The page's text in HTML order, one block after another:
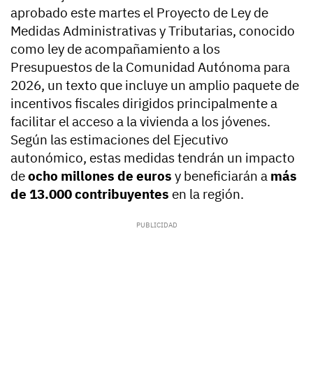
aprobado este martes el Proyecto de Ley de
Medidas Administrativas y Tributarias, conocido
como ley de acompañamiento a los
Presupuestos de la Comunidad Autónoma para
2026, un texto que incluye un amplio paquete de
incentivos fiscales dirigidos principalmente a
facilitar el acceso a la vivienda a los jóvenes.
Según las estimaciones del Ejecutivo
autonómico, estas medidas tendrán un impacto
deocho millones de euros y beneficiarán a más
de 13.000 contribuyentes en la región.